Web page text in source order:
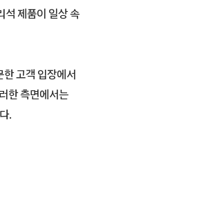
석 제품이 일상 속
고객 입장에서
한 측면에서는
.